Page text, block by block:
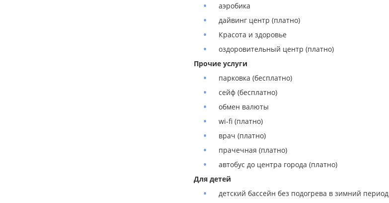
аэробика
дайвинг центр (платно)
Красота и здоровье
оздоровительный центр (платно)
Прочие услуги
парковка (бесплатно)
сейф (бесплатно)
обмен валюты
wi-fi (платно)
врач (платно)
прачечная (платно)
автобус до центра города (платно)
Для детей
детский бассейн без подогрева в зимний период